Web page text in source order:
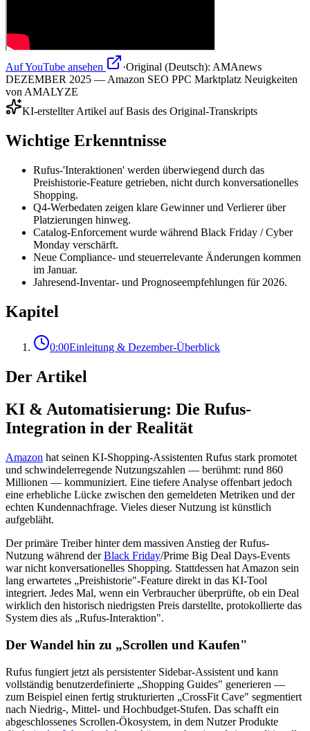
Auf YouTube ansehen ·Original (Deutsch): AMAnews
DEZEMBER 2025 — Amazon SEO PPC Marktplatz Neuigkeiten
von AMALYZE
KI-erstellter Artikel auf Basis des Original-Transkripts
Wichtige Erkenntnisse
Rufus-'Interaktionen' werden überwiegend durch das
Preishistorie-Feature getrieben, nicht durch konversationelles
Shopping.
Q4-Werbedaten zeigen klare Gewinner und Verlierer über
Platzierungen hinweg.
Catalog-Enforcement wurde während Black Friday / Cyber
Monday verschärft.
Neue Compliance- und steuerrelevante Änderungen kommen
im Januar.
Jahresend-Inventar- und Prognoseempfehlungen für 2026.
Kapitel
0:00Einleitung & Dezember-Überblick
Der Artikel
KI & Automatisierung: Die Rufus-
Integration in der Realität
Amazon hat seinen KI-Shopping-Assistenten Rufus stark promotet
und schwindelerregende Nutzungszahlen — berühmt: rund 860
Millionen — kommuniziert. Eine tiefere Analyse offenbart jedoch
eine erhebliche Lücke zwischen den gemeldeten Metriken und der
echten Kundennachfrage. Vieles dieser Nutzung ist künstlich
aufgebläht.
Der primäre Treiber hinter dem massiven Anstieg der Rufus-
Nutzung während derBlack Friday/Prime Big Deal Days-Events
war nicht konversationelles Shopping. Stattdessen hat Amazon sein
lang erwartetes „Preishistorie"-Feature direkt in das KI-Tool
integriert. Jedes Mal, wenn ein Verbraucher überprüfte, ob ein Deal
wirklich den historisch niedrigsten Preis darstellte, protokollierte das
System dies als „Rufus-Interaktion".
Der Wandel hin zu „Scrollen und Kaufen"
Rufus fungiert jetzt als persistenter Sidebar-Assistent und kann
vollständig benutzerdefinierte „Shopping Guides" generieren —
zum Beispiel einen fertig strukturierten „CrossFit Cave" segmentiert
nach Niedrig-, Mittel- und Hochbudget-Stufen. Das schafft ein
abgeschlossenes Scrollen-Ökosystem, in dem Nutzer Produkte